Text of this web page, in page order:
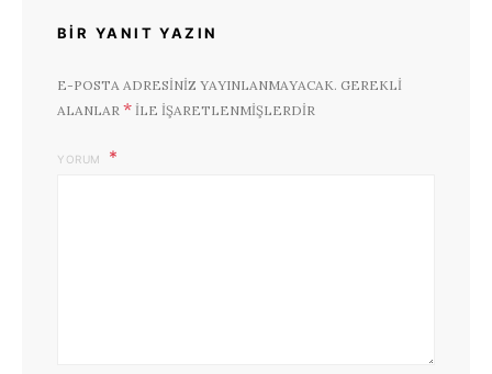
BIR YANIT YAZIN
E-POSTA ADRESINIZ YAYINLANMAYACAK. GEREKLI
ALANLAR * ILE IŞARETLENMIŞLERDIR
YORUM